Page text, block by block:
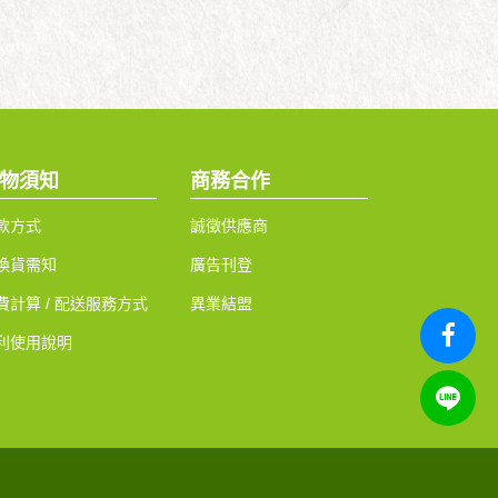
須知
方式
貨需知
計算 / 配送服務方式
使用說明
商務合作
誠徵供應商
廣告刊登
異業結盟